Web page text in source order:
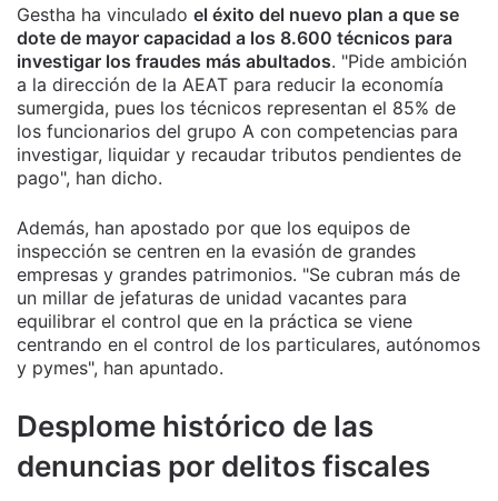
Gestha ha vinculado el éxito del nuevo plan a que se
dote de mayor capacidad a los 8.600 técnicos para
investigar los fraudes más abultados. "Pide ambición
a la dirección de la AEAT para reducir la economía
sumergida, pues los técnicos representan el 85% de
los funcionarios del grupo A con competencias para
investigar, liquidar y recaudar tributos pendientes de
pago", han dicho.
Además, han apostado por que los equipos de
inspección se centren en la evasión de grandes
empresas y grandes patrimonios. "Se cubran más de
un millar de jefaturas de unidad vacantes para
equilibrar el control que en la práctica se viene
centrando en el control de los particulares, autónomos
y pymes", han apuntado.
Desplome histórico de las
denuncias por delitos fiscales